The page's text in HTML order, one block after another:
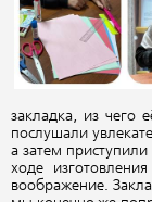
закладка, из чего
послушали
а затем
ходе
воображение.